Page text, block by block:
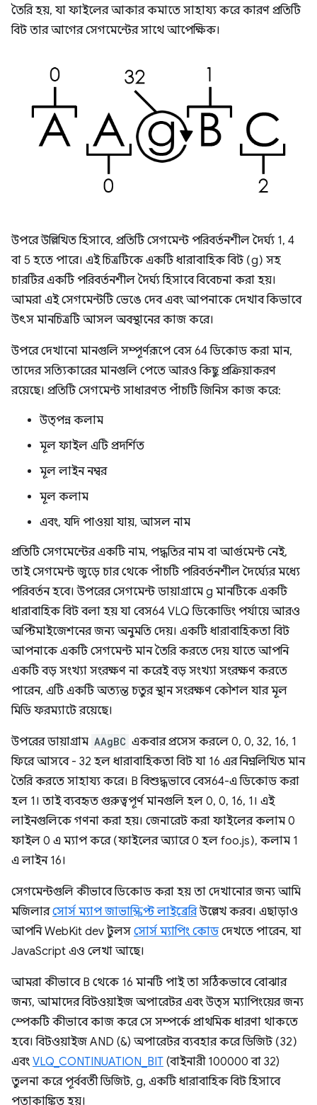
তৈরি হয়, যা ফাইলের আকার কমাতে সাহায্য করে কারণ প্রতিটি
বিট তার আগের সেগমেন্টের সাথে আপেক্ষিক।
উপরে উল্লিখিত হিসাবে, প্রতিটি সেগমেন্ট পরিবর্তনশীল দৈর্ঘ্য 1, 4
বা 5 হতে পারে। এই চিত্রটিকে একটি ধারাবাহিক বিট (g) সহ
চারটির একটি পরিবর্তনশীল দৈর্ঘ্য হিসাবে বিবেচনা করা হয়।
আমরা এই সেগমেন্টটি ভেঙে দেব এবং আপনাকে দেখাব কিভাবে
উৎস মানচিত্রটি আসল অবস্থানের কাজ করে।
উপরে দেখানো মানগুলি সম্পূর্ণরূপে বেস 64 ডিকোড করা মান,
তাদের সত্যিকারের মানগুলি পেতে আরও কিছু প্রক্রিয়াকরণ
রয়েছে। প্রতিটি সেগমেন্ট সাধারণত পাঁচটি জিনিস কাজ করে:
উত্পন্ন কলাম
মূল ফাইল এটি প্রদর্শিত
মূল লাইন নম্বর
মূল কলাম
এবং, যদি পাওয়া যায়, আসল নাম
প্রতিটি সেগমেন্টের একটি নাম, পদ্ধতির নাম বা আর্গুমেন্ট নেই,
তাই সেগমেন্ট জুড়ে চার থেকে পাঁচটি পরিবর্তনশীল দৈর্ঘ্যের মধ্যে
পরিবর্তন হবে। উপরের সেগমেন্ট ডায়াগ্রামে g মানটিকে একটি
ধারাবাহিক বিট বলা হয় যা বেস64 VLQ ডিকোডিং পর্যায়ে আরও
অপ্টিমাইজেশনের জন্য অনুমতি দেয়। একটি ধারাবাহিকতা বিট
আপনাকে একটি সেগমেন্ট মান তৈরি করতে দেয় যাতে আপনি
একটি বড় সংখ্যা সংরক্ষণ না করেই বড় সংখ্যা সংরক্ষণ করতে
পারেন, এটি একটি অত্যন্ত চতুর স্থান সংরক্ষণ কৌশল যার মূল
মিডি ফরম্যাটে রয়েছে।
উপরের ডায়াগ্রাম AAgBC একবার প্রসেস করলে 0, 0, 32, 16, 1
ফিরে আসবে - 32 হল ধারাবাহিকতা বিট যা 16 এর নিম্নলিখিত মান
তৈরি করতে সাহায্য করে। B বিশুদ্ধভাবে বেস64-এ ডিকোড করা
হল 1। তাই ব্যবহৃত গুরুত্বপূর্ণ মানগুলি হল 0, 0, 16, 1। এই
লাইনগুলিকে গণনা করা হয়। জেনারেট করা ফাইলের কলাম 0
ফাইল 0 এ ম্যাপ করে (ফাইলের অ্যারে 0 হল foo.js), কলাম 1
এ লাইন 16।
সেগমেন্টগুলি কীভাবে ডিকোড করা হয় তা দেখানোর জন্য আমি
মজিলারসোর্স ম্যাপ জাভাস্ক্রিপ্ট লাইব্রেরিউল্লেখ করব। এছাড়াও
আপনি WebKit dev টুলস সোর্স ম্যাপিং কোডদেখতে পারেন, যা
JavaScript এও লেখা আছে।
আমরা কীভাবে B থেকে 16 মানটি পাই তা সঠিকভাবে বোঝার
জন্য, আমাদের বিটওয়াইজ অপারেটর এবং উত্স ম্যাপিংয়ের জন্য
স্পেকটি কীভাবে কাজ করে সে সম্পর্কে প্রাথমিক ধারণা থাকতে
হবে। বিটওয়াইজ AND (&) অপারেটর ব্যবহার করে ডিজিট (32)
এবং VLQ_CONTINUATION_BIT (বাইনারী 100000 বা 32)
তুলনা করে পূর্ববর্তী ডিজিট, g, একটি ধারাবাহিক বিট হিসাবে
পতাকাঙ্কিত হয়।